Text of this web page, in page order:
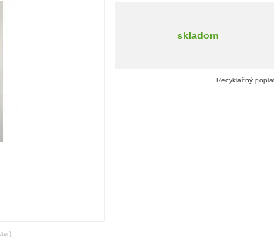
skladom
Recyklačný